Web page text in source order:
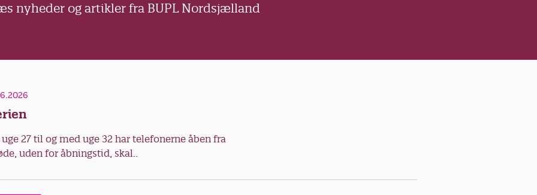
nyheder og artikler fra BUPL Nordsjælland
27 til og med uge 32 har telefonerne åben fra
uden for åbningstid, skal..